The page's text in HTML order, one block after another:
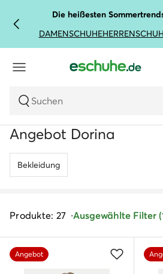
Die heißesten
DAMENSCHUHE
Suchen
Angebot Dorina
Bekleidung
Produkte: 27 Ausgewählte Filter
Angebot